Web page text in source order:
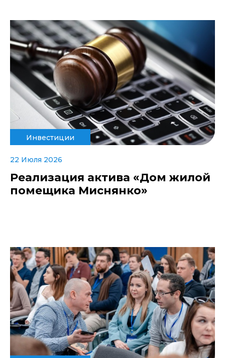
Инвестиции
22 Июля 2026
Реализация актива «Дом жилой
помещика Миснянко»